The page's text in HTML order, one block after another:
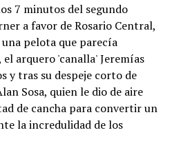
7 minutos del segundo
a favor de Rosario Central,
pelota que parecía
arquero 'canalla' Jeremías
y tras su despeje corto de
Sosa, quien le dio de aire
de cancha para convertir un
la incredulidad de los